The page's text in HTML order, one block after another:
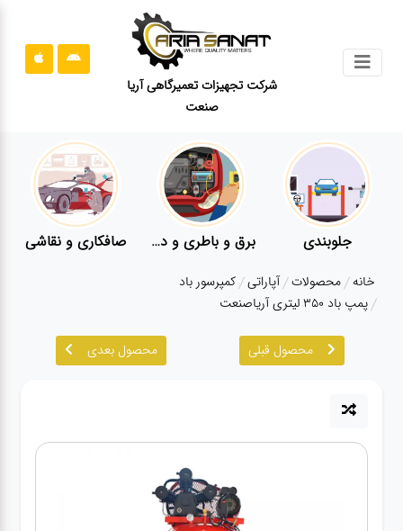
شرکت تجهیزات تعمیرگاهی آریا
صنعت
قوانین
سایت
ارتباط
درباره
ما
آپاراتی
جلوبندی برق و باطری و دیاگ صافکاری و نقاشی
خانه محصولات آپاراتی کمپرسور باد
پمپ باد ۳۵۰ لیتری آریاصنعت
محصول قبلی محصول بعدی